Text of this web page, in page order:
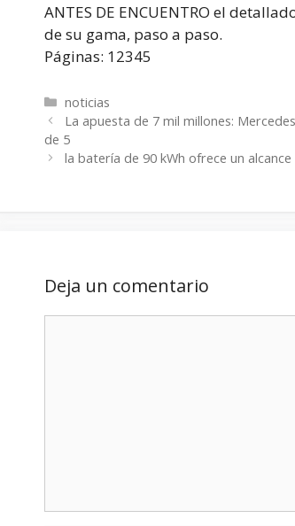
ANTES DE ENCUENTRO el
de su gama, paso a paso.
Páginas: 12345
Categorías
noticias
La apuesta de 7 mil millones:
de 5
la batería de 90 kWh ofrece un
Deja un comentario